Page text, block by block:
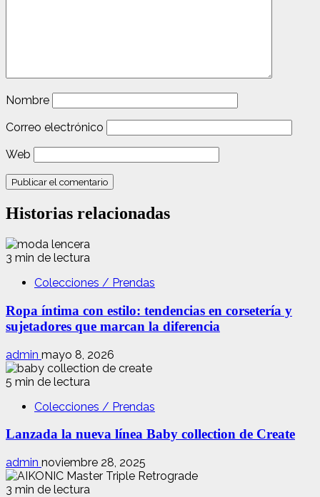
Nombre
Correo electrónico
Web
Historias relacionadas
3 min de lectura
Colecciones / Prendas
Ropa íntima con estilo: tendencias en corsetería y
sujetadores que marcan la diferencia
admin mayo 8, 2026
5 min de lectura
Colecciones / Prendas
Lanzada la nueva línea Baby collection de Create
admin noviembre 28, 2025
3 min de lectura